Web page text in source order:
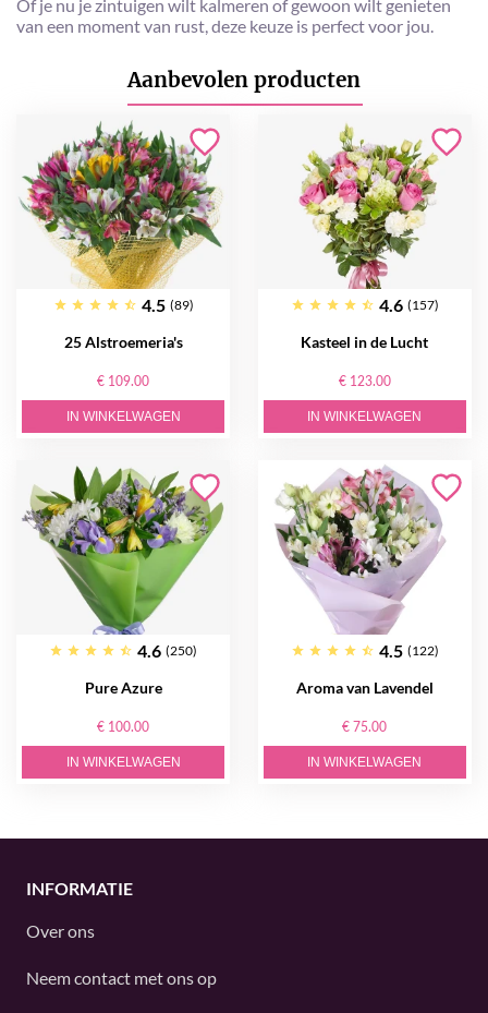
Of je nu je zintuigen wilt kalmeren of gewoon wilt genieten
van een moment van rust, deze keuze is perfect voor jou.
Aanbevolen producten
4.5 (89)
25 Alstroemeria's
€ 109.00
IN WINKELWAGEN
4.6 (157)
Kasteel in de Lucht
€ 123.00
IN WINKELWAGEN
4.6 (250)
Pure Azure
€ 100.00
IN WINKELWAGEN
4.5 (122)
Aroma van Lavendel
€ 75.00
IN WINKELWAGEN
INFORMATIE
Over ons
Neem contact met ons op